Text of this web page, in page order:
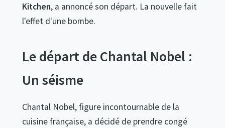
Kitchen, a annoncé son départ. La nouvelle fait
l'effet d'une bombe.
Le départ de Chantal Nobel :
Un séisme
Chantal Nobel, figure incontournable de la
cuisine française, a décidé de prendre congé